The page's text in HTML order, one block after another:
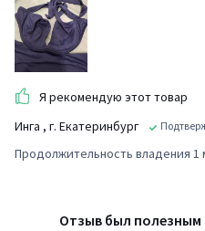
Я рекомендую этот товар
Инга , г. Екатеринбург
Продолжительность владения 1
Отзыв был полезным